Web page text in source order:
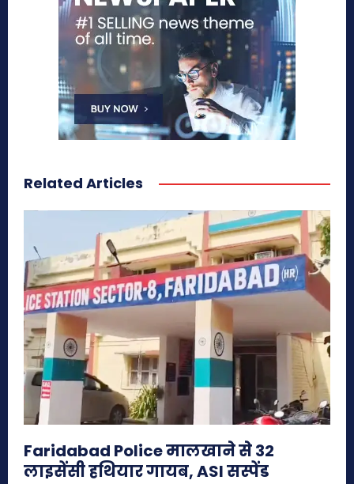
Related Articles
Faridabad Police मालखाने से 32
लाइसेंसी हथियार गायब, ASI सस्पेंड